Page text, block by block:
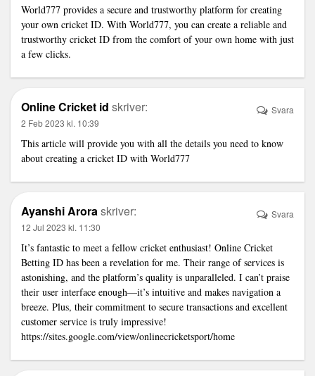
World777 provides a secure and trustworthy platform for creating
your own cricket ID. With World777, you can create a reliable and
trustworthy cricket ID from the comfort of your own home with just
a few clicks.
Online Cricket id skriver:
2 Feb 2023 kl. 10:39
This article will provide you with all the details you need to know
about creating a cricket ID with World777
Svara
Ayanshi Aroraskriver:
12 Jul 2023 kl. 11:30
It’s fantastic to meet a fellow cricket enthusiast! Online Cricket
Betting ID has been a revelation for me. Their range of services is
astonishing, and the platform’s quality is unparalleled. I can’t praise
their user interface enough—it’s intuitive and makes navigation a
breeze. Plus, their commitment to secure transactions and excellent
customer service is truly impressive!
https://sites.google.com/view/onlinecricketsport/home
Svara